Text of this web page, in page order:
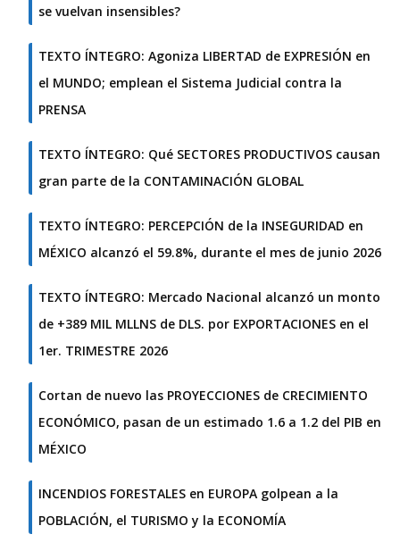
se vuelvan insensibles?
TEXTO ÍNTEGRO: Agoniza LIBERTAD de EXPRESIÓN en
el MUNDO; emplean el Sistema Judicial contra la
PRENSA
TEXTO ÍNTEGRO: Qué SECTORES PRODUCTIVOS causan
gran parte de la CONTAMINACIÓN GLOBAL
TEXTO ÍNTEGRO: PERCEPCIÓN de la INSEGURIDAD en
MÉXICO alcanzó el 59.8%, durante el mes de junio 2026
TEXTO ÍNTEGRO: Mercado Nacional alcanzó un monto
de +389 MIL MLLNS de DLS. por EXPORTACIONES en el
1er. TRIMESTRE 2026
Cortan de nuevo las PROYECCIONES de CRECIMIENTO
ECONÓMICO, pasan de un estimado 1.6 a 1.2 del PIB en
MÉXICO
INCENDIOS FORESTALES en EUROPA golpean a la
POBLACIÓN, el TURISMO y la ECONOMÍA